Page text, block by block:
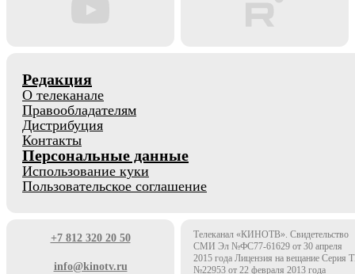
Редакция
О телеканале
Правообладателям
Дистрибуция
Контакты
Персональные данные
Использование куки
Пользовательское соглашение
+7 812 320 20 50
info@kinotv.ru
Телеканал «КИНОТВ». Свидетельство
СМИ Эл №ФС77-61629 от 30 апреля
2015 года Лицензия на вещание Серия
№22953 от 22 февраля 2013 года